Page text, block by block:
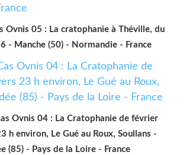
Ovnis 05 : La cratophanie à Théville, du
- Manche (50) - Normandie - France
Ovnis 04 : La Cratophanie de février
h environ, Le Gué au Roux, Soullans -
(85) - Pays de la Loire - France